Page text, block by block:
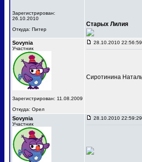
Зарегистрирован:
26.10.2010
Откуда: Питер
Старых Лилия
Sovynia
Участник
Зарегистрирован: 11.08.2009
Откуда: Орел
28.10.2010 22:56:59
Сиротинина
Sovynia
Участник
28.10.2010 22:59:29